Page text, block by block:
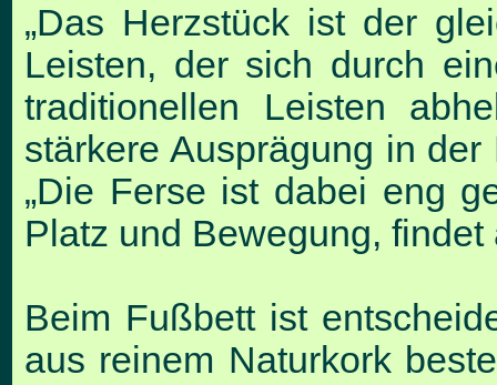
„Das Herzstück ist der
Leisten, der sich durch
traditionellen Leisten
stärkere Ausprägung in der
„Die Ferse ist dabei eng
Platz und Bewegung, findet
Beim Fußbett ist
aus reinem Naturkork